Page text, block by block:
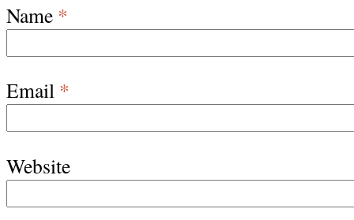
Name *
Email *
Website